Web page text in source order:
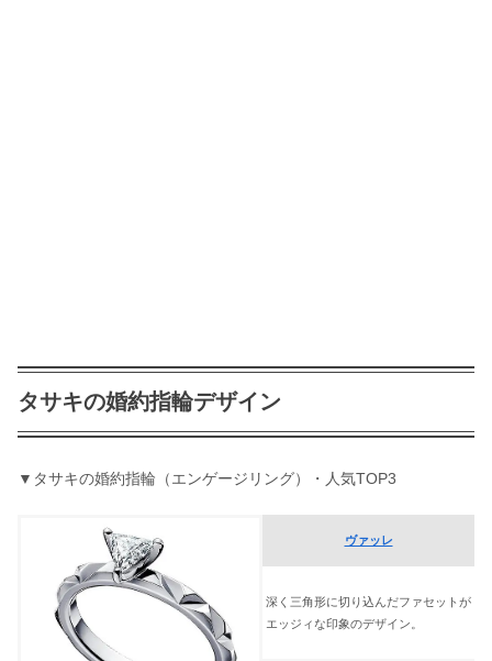
タサキの婚約指輪デザイン
▼タサキの婚約指輪（エンゲージリング）・人気TOP3
ヴァッレ
深く三角形に切り込んだファセットが
エッジィな印象のデザイン。